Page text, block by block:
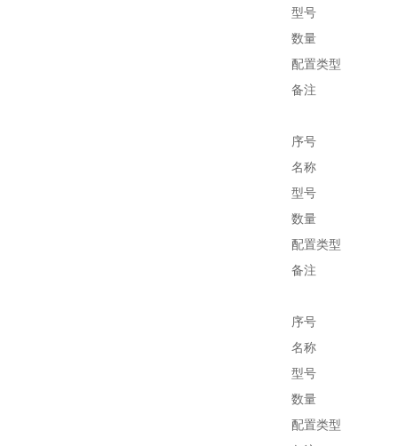
型号
数量
配置类型
备注
序号
名称
型号
数量
配置类型
备注
序号
名称
型号
数量
配置类型